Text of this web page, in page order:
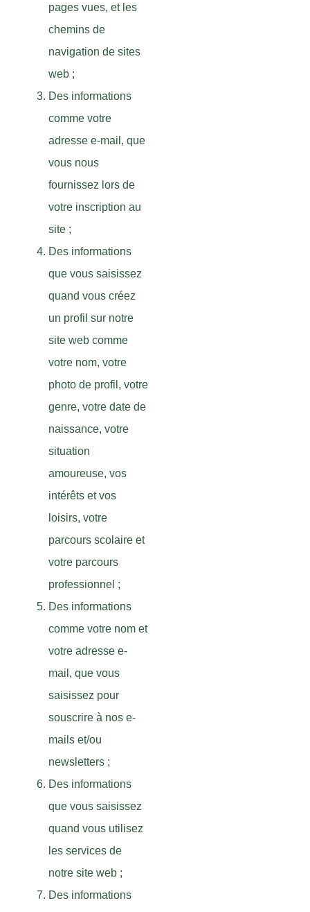
pages vues, et les
chemins de
navigation de sites
web ;
Des informations
comme votre
adresse e-mail, que
vous nous
fournissez lors de
votre inscription au
site ;
Des informations
que vous saisissez
quand vous créez
un profil sur notre
site web comme
votre nom, votre
photo de profil, votre
genre, votre date de
naissance, votre
situation
amoureuse, vos
intérêts et vos
loisirs, votre
parcours scolaire et
votre parcours
professionnel ;
Des informations
comme votre nom et
votre adresse e-
mail, que vous
saisissez pour
souscrire à nos e-
mails et/ou
newsletters ;
Des informations
que vous saisissez
quand vous utilisez
les services de
notre site web ;
Des informations